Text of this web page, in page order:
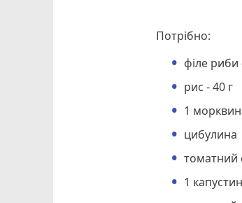
Потрібно:
філе риби
рис - 40 г
1
цибулина
томатний
1